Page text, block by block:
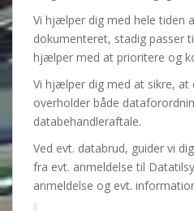
Vi hjælper dig med hele tiden
dokumenteret, stadig passer
hjælper med at prioritere og
Vi hjælper dig med at sikre, at
overholder både
databehandleraftale.
Ved evt. databrud, guider vi
fra evt. anmeldelse til
anmeldelse og evt.